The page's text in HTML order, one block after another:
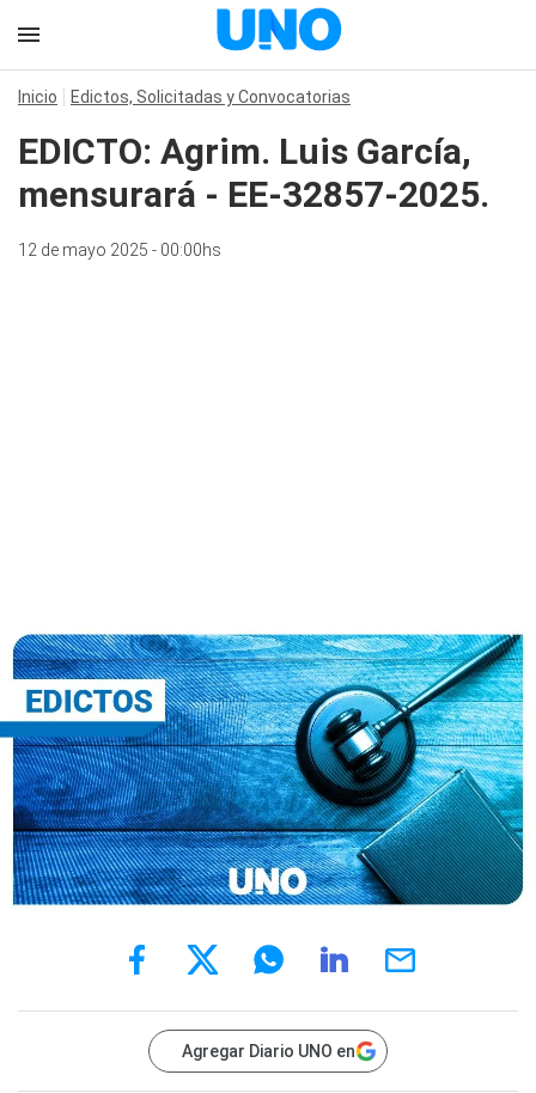
Inicio Edictos, Solicitadas y Convocatorias
EDICTO: Agrim. Luis García,
mensurará - EE-32857-2025.
12 de mayo 2025 - 00:00hs
Agregar Diario UNO en